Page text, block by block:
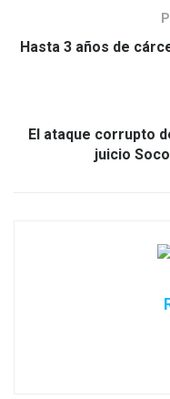
Hasta 3 años de
El ataque corrupto
juicio